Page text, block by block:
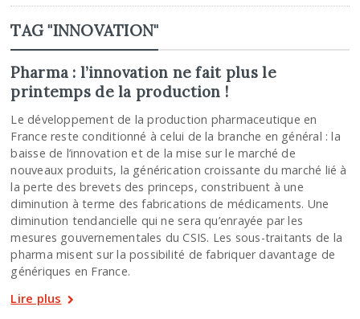
TAG "INNOVATION"
Pharma : l’innovation ne fait plus le
printemps de la production !
Le développement de la production pharmaceutique en
France reste conditionné à celui de la branche en général : la
baisse de l’innovation et de la mise sur le marché de
nouveaux produits, la générication croissante du marché lié à
la perte des brevets des princeps, constribuent à une
diminution à terme des fabrications de médicaments. Une
diminution tendancielle qui ne sera qu’enrayée par les
mesures gouvernementales du CSIS. Les sous-traitants de la
pharma misent sur la possibilité de fabriquer davantage de
génériques en France.
Lire plus